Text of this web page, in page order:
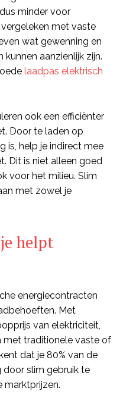
minder voor
met vaste
wat gewenning en
aanzienlijk zijn.
laadpas elektrisch
ook een efficiënter
Door te laden op
is, help je indirect mee
Dit is niet alleen goed
voor het milieu. Slim
met zowel je
helpt
energiecontracten
Met
van elektriciteit,
met traditionele vaste of
dat je 80% van de
slim gebruik te
marktprijzen.